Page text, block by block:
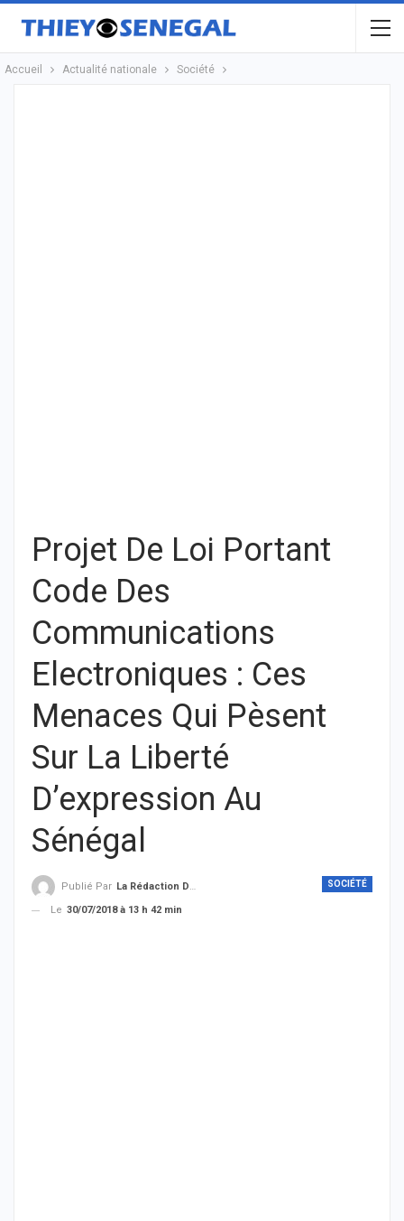
Accueil Actualité nationale Société
Projet De Loi Portant
Code Des
Communications
Electroniques : Ces
Menaces Qui Pèsent
Sur La Liberté
D’expression Au
Sénégal
SOCIÉTÉ
Publié Par La Rédaction De THIEYSENEGAL.com
Le 30/07/2018 à 13 h 42 min